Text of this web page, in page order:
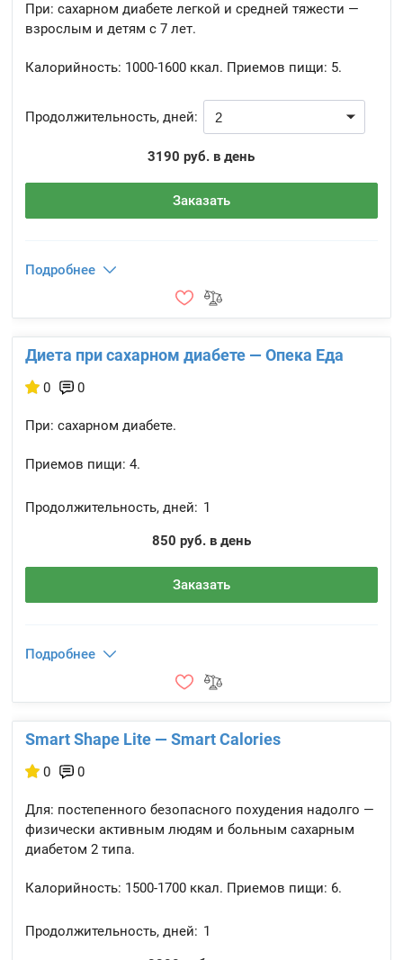
При: сахарном диабете легкой и средней тяжести —
взрослым и детям с 7 лет.
Калорийность: 1000-1600 ккал. Приемов пищи: 5.
Продолжительность, дней:
3190 руб. в день
Заказать
Подробнее
Диета при сахарном диабете — Опека Еда
0 0
При: сахарном диабете.
Приемов пищи: 4.
Продолжительность, дней: 1
850 руб. в день
Заказать
Подробнее
Smart Shape Lite — Smart Calories
0 0
Для: постепенного безопасного похудения надолго —
физически активным людям и больным сахарным
диабетом 2 типа.
Калорийность: 1500-1700 ккал. Приемов пищи: 6.
Продолжительность, дней: 1